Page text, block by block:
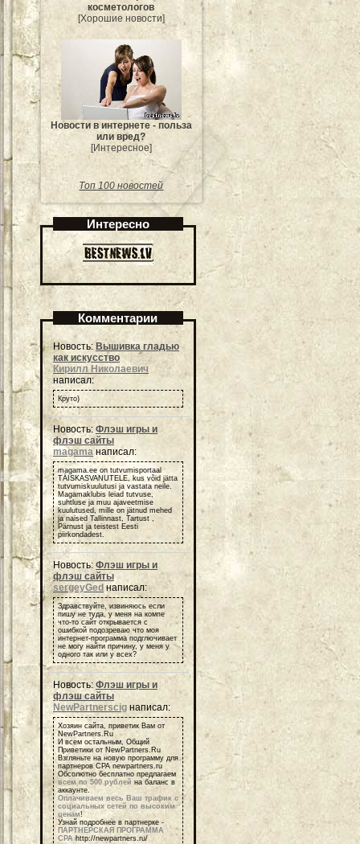
косметологов
[Хорошие новости]
Новости в интернете - польза
или вред?
[Интересное]
Топ 100 новостей
Интересно
Комментарии
Новость: Вышивка гладью
как искусство
Кирилл Николаевич
написал:
Круто)
Новость:Флэш игры и
флэш сайты
magama написал:
magama.ee on tutvumisportaal
TÄISKASVANUTELE, kus võid jätta
tutvumiskuulutusi ja vastata neile.
Magamaklubis leiad tutvuse,
suhtluse ja muu ajaveetmise
kuulutused, mille on jätnud mehed
ja naised Tallinnast, Tartust ,
Pärnust ja teistest Eesti
piirkondadest.
Новость: Флэш игры и
флэш сайты
sergeyGed написал:
Здравствуйте, извиняюсь если
пишу не туда, у меня на компе
что-то сайт открывается с
ошибкой подозреваю что моя
интернет-программа подглючивает
не могу найти причину, у меня у
одного так или у всех?
Новость: Флэш игры и
флэш сайты
NewPartnerscig написал:
Хозяин сайта, приветик Вам от
NewPartners.Ru
И всем остальным, Общий
Приветики от NewPartners.Ru
Взгляньте на новую программу для
партнеров СРА newpartners.ru
Обсолютно бесплатно предлагаем
всем по 500 рублей на баланс в
аккаунте.
Оплачиваем весь Ваш трафик с
социальных сетей по высоким
ценам!
Узнай подробнее в партнерке -
ПАРТНЕРСКАЯ ПРОГРАММА
СРА http://newpartners.ru/